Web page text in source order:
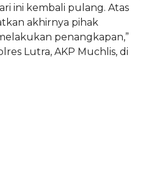
ini kembali pulang. Atas
akhirnya pihak
penangkapan,”
Lutra, AKP Muchlis, di